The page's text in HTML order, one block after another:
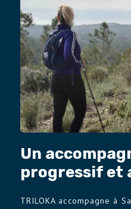
Un
progressif et
TRILOKA accompagne à